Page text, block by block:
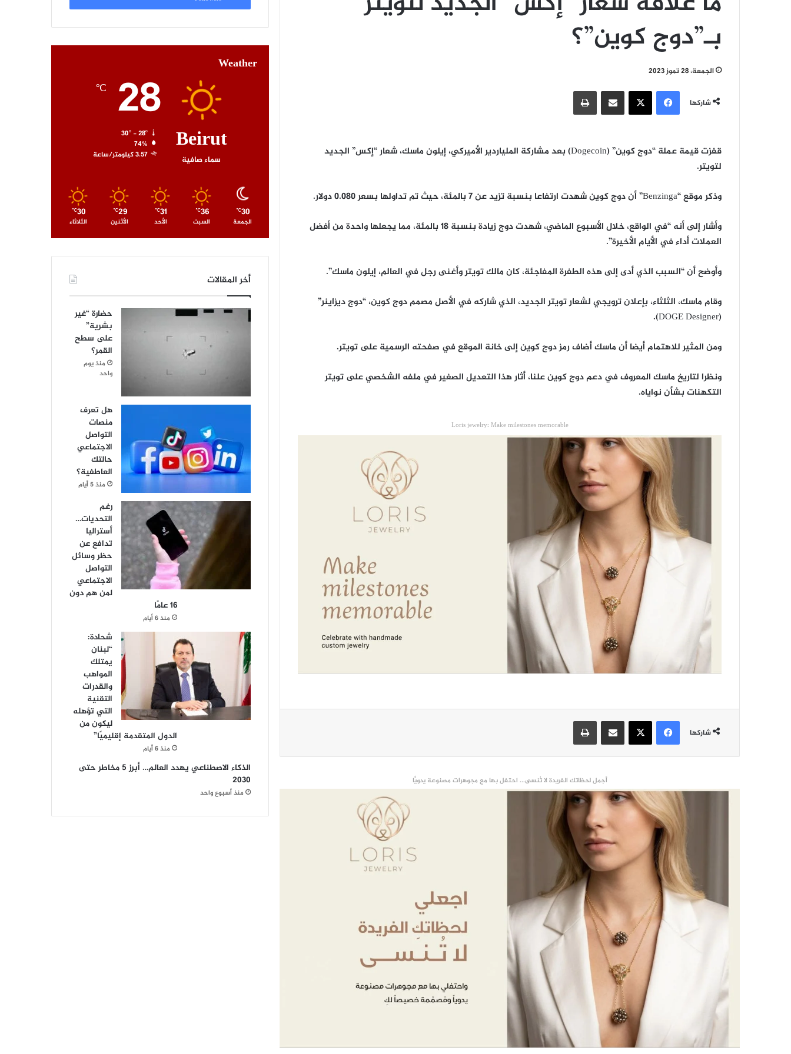
بـ”دوج كوين”؟
الجمعة، 28 تموز 2023
شاركها
فيسبوك‫X مشاركة عبر البريد طباعة
قفزت قيمة عملة “دوج كوين” (Dogecoin) بعد مشاركة الملياردير الأميركي، إيلون ماسك، شعار “إكس” الجديد
لتويتر.
وذكر موقع “Benzinga” أن دوج كوين شهدت ارتفاعا بنسبة تزيد عن 7 بالمئة، حيث تم تداولها بسعر 0.080 دولار.
وأشار إلى أنه “في الواقع، خلال الأسبوع الماضي، شهدت دوج زيادة بنسبة 18 بالمئة، مما يجعلها واحدة من أفضل
العملات أداء في الأيام الأخيرة”.
وأوضح أن “السبب الذي أدى إلى هذه الطفرة المفاجئة، كان مالك تويتر وأغنى رجل في العالم، إيلون ماسك”.
وقام ماسك، الثلثاء، بإعلان ترويجي لشعار تويتر الجديد، الذي شاركه في الأصل مصمم دوج كوين، “دوج ديزاينر”
(DOGE Designer).
ومن المثير للاهتمام أيضا أن ماسك أضاف رمز دوج كوين إلى خانة الموقع في صفحته الرسمية على تويتر.
ونظرا لتاريخ ماسك المعروف في دعم دوج كوين علنا، أثار هذا التعديل الصغير في ملفه الشخصي على تويتر
التكهنات بشأن نواياه.
Loris jewelry: Make milestones memorable
شاركها
فيسبوك‫X مشاركة عبر البريد طباعة
أجمل لحظاتك الفريدة لا تُنسى... احتفل بها مع مجوهرات مصنوعة يدويًّا
Weather
Beirut
سماء صافية
28
℃
30º - 28º
74%
3.57 كيلومتر/ساعة
30
℃
الجمعة
36
℃
السبت
31
℃
الأحد
29
℃
الأثنين
30
℃
الثلاثاء
أخر المقالات
حضارة “غير
بشرية”
على سطح
القمر؟
منذ يوم
واحد
هل تعرف
منصات
التواصل
الاجتماعي
حالتك
العاطفية؟
منذ 5 أيام
رغم
التحديات…
أستراليا
تدافع عن
حظر وسائل
التواصل
الاجتماعي
لمن هم دون
16 عامًا
منذ 6 أيام
شحادة:
“لبنان
يمتلك
المواهب
والقدرات
التقنية
التي تؤهله
ليكون من
الدول المتقدمة إقليميًا”
منذ 6 أيام
الذكاء الاصطناعي يهدد العالم… أبرز 5 مخاطر حتى
2030
منذ أسبوع واحد